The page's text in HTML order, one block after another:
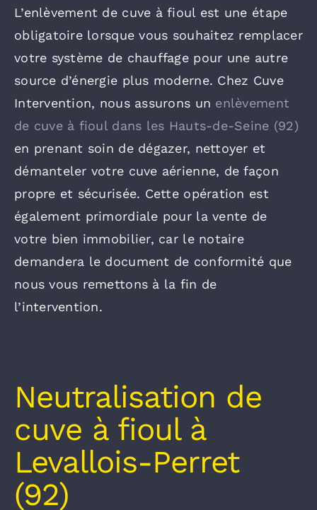
L’enlèvement de cuve à fioul est une étape
obligatoire lorsque vous souhaitez remplacer
votre système de chauffage pour une autre
source d’énergie plus moderne. Chez Cuve
Intervention, nous assurons un enlèvement
de cuve à fioul dans les Hauts-de-Seine (92)
en prenant soin de dégazer, nettoyer et
démanteler votre cuve aérienne, de façon
propre et sécurisée. Cette opération est
également primordiale pour la vente de
votre bien immobilier, car le notaire
demandera le document de conformité que
nous vous remettons à la fin de
l’intervention.
Neutralisation de
cuve à fioul à
Levallois-Perret
(92)